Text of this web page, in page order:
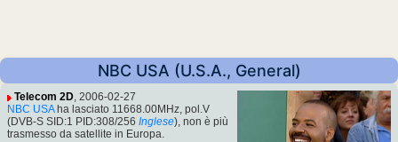
NBC USA (U.S.A., General)
Telecom 2D, 2006-02-27
NBC USAha lasciato 11668.00MHz, pol.V
(DVB-S SID:1 PID:308/256 Inglese), non è più
trasmesso da satellite in Europa.